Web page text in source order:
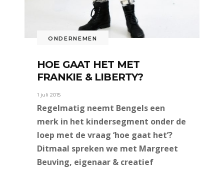
ONDERNEMEN
HOE GAAT HET MET
FRANKIE & LIBERTY?
1 juli 2015
Regelmatig neemt Bengels een
merk in het kindersegment onder de
loep met de vraag ‘hoe gaat het’?
Ditmaal spreken we met Margreet
Beuving, eigenaar & creatief